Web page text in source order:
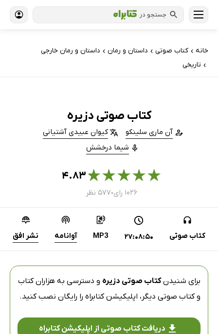
جستجو در
خانه › کتاب‌ صوتی › داستان و رمان › داستان و رمان خارجی
› تاریخی
کتاب صوتی دزیره
آن ماری سلینکو
کیوان عبیدی آشتیانی
شیما درخشش
★
★
★
★
★۴.۸۳
۱۰۲۶ رای ● ۵۷۷ نظر
کتاب صوتی 27:08:50
MP3 آوانامه نشر افق
برای شنیدنکتاب صوتی دزیره و دسترسی به هزاران کتاب
و کتاب صوتی دیگر، اپلیکیشن کتابراه را رایگان نصب کنید.
دریافت کتاب صوتی از اپلیکیشن کتابراه